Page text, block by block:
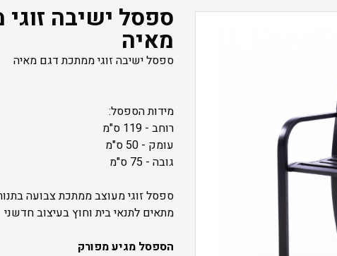
ספסל ישיבה
מאיה
ספסל ישיבה זוגי ממתכת דגם מאיה
מידות הספסל:
רוחב - 119 ס"מ
עומק - 50 ס"מ
גובה - 75 ס"מ
ספסל זוגי מעוצב ממתכת צבועה
מתאים לתנאי בית וחוץ בעיצוב חדשני
הספסל מגיע מפורק